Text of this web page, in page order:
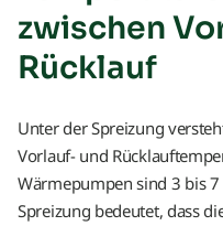
zwischen
Rücklauf
Unter der Spreizung
Vorlauf- und
Wärmepumpen sind 3 bis
Spreizung bedeutet, dass